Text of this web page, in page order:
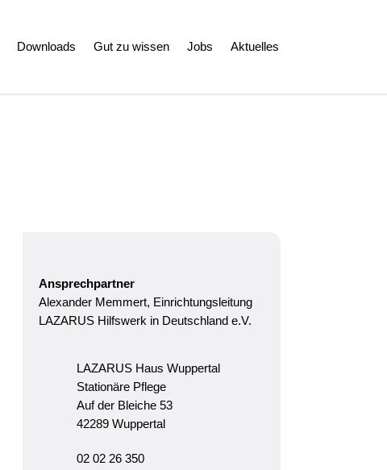
Downloads Gut zu wissen Jobs Aktuelles
Ansprechpartner
Alexander Memmert, Einrichtungsleitung
LAZARUS Hilfswerk in Deutschland e.V.
LAZARUS Haus Wuppertal
Stationäre Pflege
Auf der Bleiche 53
42289 Wuppertal
02 02 26 350